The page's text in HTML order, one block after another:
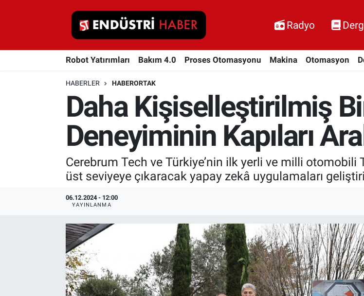
Radyo
Robot Yatırımları Bakım 4.0 Proses Otomasyonu Makina Otomasyon
HABERLER HABERORTAK
Daha Kişiselleştirilmiş
Deneyiminin Kapıları
Cerebrum Tech ve Türkiye’nin ilk yerli ve milli otomobili
üst seviyeye çıkaracak yapay zekâ uygulamaları
06.12.2024 - 12:00
YAYINLANMA
Robot Yatırımları
Proses Otomasyonu
Depolama Çözümleri
EndüstriST
Enerjisini Üreten Fabrikalar
Endüstri 4.0 Uygulamaları